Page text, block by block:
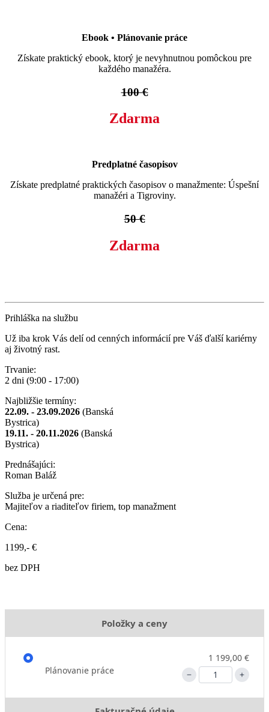
Ebook • Plánovanie práce
Získate praktický ebook, ktorý je nevyhnutnou pomôckou pre
každého manažéra.
100 €
Zdarma
Predplatné časopisov
Získate predplatné praktických časopisov o manažmente: Úspešní
manažéri a Tigroviny.
50 €
Zdarma
Prihláška na službu
Už iba krok Vás delí od cenných informácií pre Váš ďalší kariérny
aj životný rast.
Trvanie:
2 dni (9:00 - 17:00)
Najbližšie termíny:
22.09. - 23.09.2026 (Banská
Bystrica)
19.11. - 20.11.2026 (Banská
Bystrica)
Prednášajúci:
Roman Baláž
Služba je určená pre:
Majiteľov a riaditeľov firiem, top manažment
Cena:
1199,- €
bez DPH
Položky a ceny
Plánovanie práce
1 199,00 €